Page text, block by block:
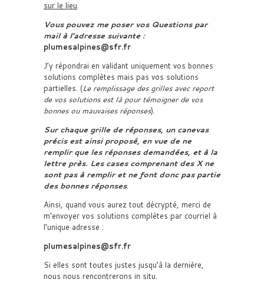
sur le lieu.
Vous pouvez me poser vos Questions par
mail à l’adresse suivante :
plumesalpines@sfr.fr
J’y répondrai en validant uniquement vos bonnes
solutions complètes mais pas vos solutions
partielles. (Le remplissage des grilles avec report
de vos solutions est là pour témoigner de vos
bonnes ou mauvaises réponses).
Sur chaque grille de réponses, un canevas
précis est ainsi proposé, en vue de ne
remplir que les réponses demandées, et à la
lettre près. Les cases comprenant des X ne
sont pas à remplir et ne font donc pas partie
des bonnes réponses.
Ainsi, quand vous aurez tout décrypté, merci de
m’envoyer vos solutions complètes par courriel à
l’unique adresse :
plumesalpines@sfr.fr
Si elles sont toutes justes jusqu’à la dernière,
nous nous rencontrerons in situ.